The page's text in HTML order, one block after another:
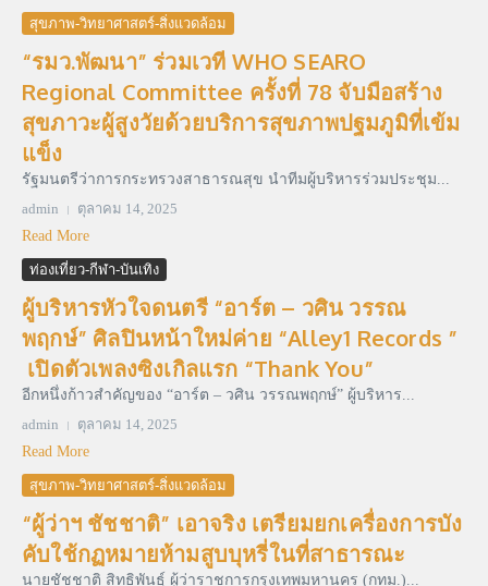
สุขภาพ-วิทยาศาสตร์-สิ่งแวดล้อม
“รมว.พัฒนา” ร่วมเวที WHO SEARO
Regional Committee ครั้งที่ 78 จับมือสร้าง
สุขภาวะผู้สูงวัยด้วยบริการสุขภาพปฐมภูมิที่เข้ม
แข็ง
รัฐมนตรีว่าการกระทรวงสาธารณสุข นำทีมผู้บริหารร่วมประชุม...
admin
ตุลาคม 14, 2025
Read More
ท่องเที่ยว-กีฬา-บันเทิง
ผู้บริหารหัวใจดนตรี “อาร์ต – วศิน วรรณ
พฤกษ์” ศิลปินหน้าใหม่ค่าย “Alley1 Records ”
เปิดตัวเพลงซิงเกิลแรก “Thank You”
อีกหนึ่งก้าวสำคัญของ “อาร์ต – วศิน วรรณพฤกษ์” ผู้บริหาร...
admin
ตุลาคม 14, 2025
Read More
สุขภาพ-วิทยาศาสตร์-สิ่งแวดล้อม
“ผู้ว่าฯ ชัชชาติ” เอาจริง เตรียมยกเครื่องการบัง
คับใช้กฏหมายห้ามสูบบุหรี่ในที่สาธารณะ
นายชัชชาติ สิทธิพันธุ์ ผู้ว่าราชการกรุงเทพมหานคร (กทม.)...